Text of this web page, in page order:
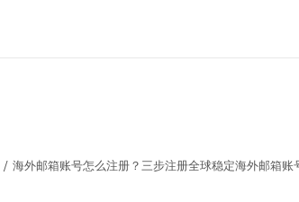
/ 海外邮箱账号怎么注册？三步注册全球稳定海外邮箱账